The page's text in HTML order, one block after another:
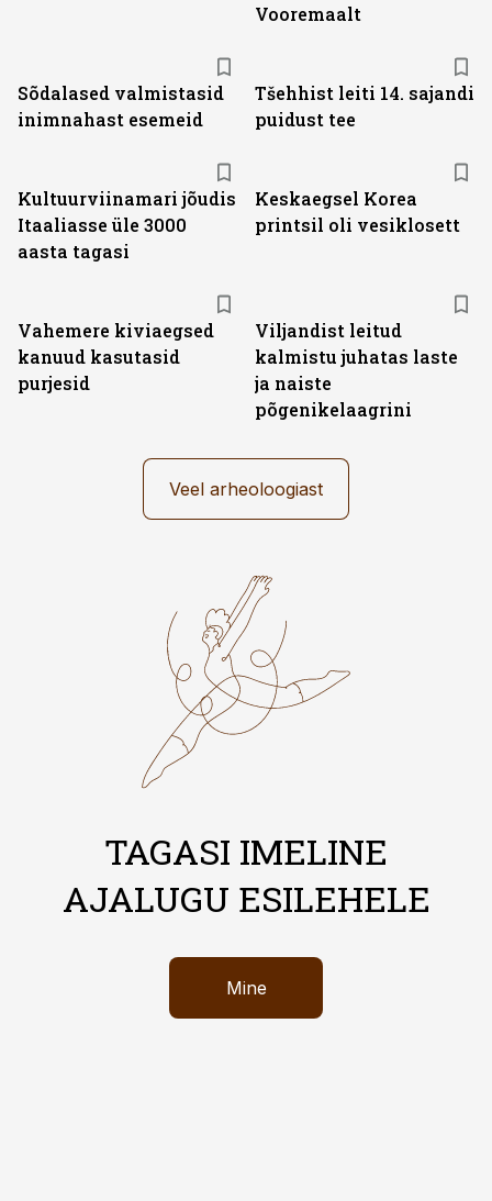
Vooremaalt
Sõdalased valmistasid
inimnahast esemeid
Tšehhist leiti 14. sajandi
puidust tee
Kultuurviinamari jõudis
Itaaliasse üle 3000
aasta tagasi
Keskaegsel Korea
printsil oli vesiklosett
Vahemere kiviaegsed
kanuud kasutasid
purjesid
Viljandist leitud
kalmistu juhatas laste
ja naiste
põgenikelaagrini
Veel arheoloogiast
TAGASI IMELINE
AJALUGU ESILEHELE
Mine